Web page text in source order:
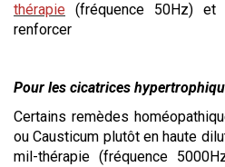
thérapie (fréquence 50Hz) et
renforcer
Pour les cicatrices
Certains remèdes
ou Causticum plutôt en haute
mil-thérapie (fréquence